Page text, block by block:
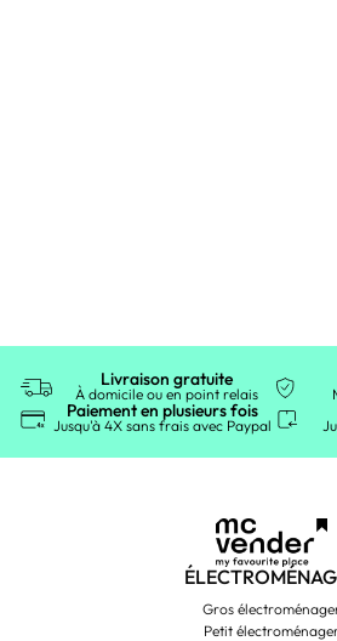
Livraison gratuite
À domicile ou en point relais
Paiement en plusieurs fois
Jusqu'à 4X sans frais avec Paypal
Gros
Petit